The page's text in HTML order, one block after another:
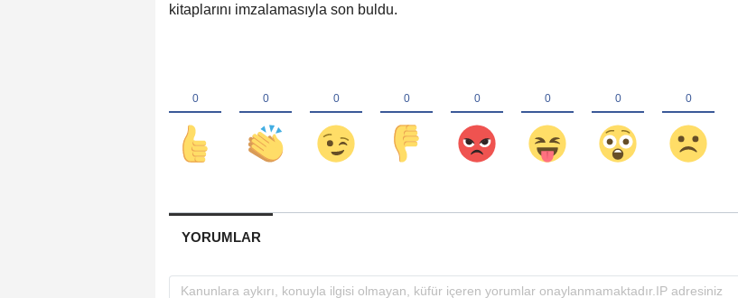
kitaplarını imzalamasıyla son buldu.
YORUMLAR